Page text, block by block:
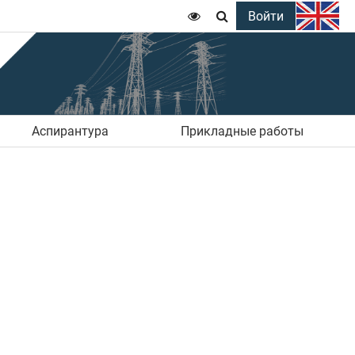
  Войти
Аспирантура Прикладные работы